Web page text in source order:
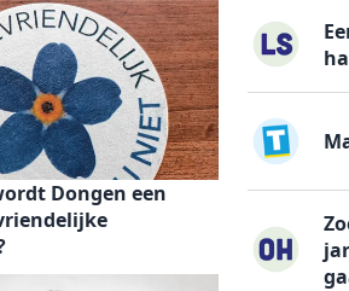
Dongen een